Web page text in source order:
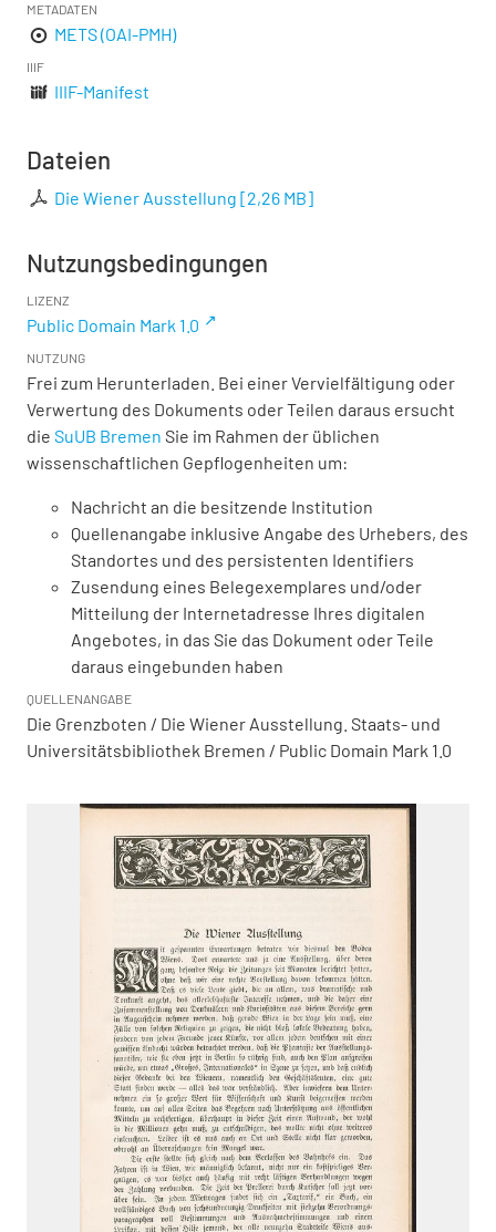
METADATEN
METS (OAI-PMH)
IIIF
IIIF-Manifest
Dateien
Die Wiener Ausstellung [2,26 MB]
Nutzungsbedingungen
LIZENZ
Public Domain Mark 1.0
NUTZUNG
Frei zum Herunterladen. Bei einer Vervielfältigung oder
Verwertung des Dokuments oder Teilen daraus ersucht
die SuUB Bremen Sie im Rahmen der üblichen
wissenschaftlichen Gepflogenheiten um:
Nachricht an die besitzende Institution
Quellenangabe inklusive Angabe des Urhebers, des
Standortes und des persistenten Identifiers
Zusendung eines Belegexemplares und/oder
Mitteilung der Internetadresse Ihres digitalen
Angebotes, in das Sie das Dokument oder Teile
daraus eingebunden haben
QUELLENANGABE
Die Grenzboten / Die Wiener Ausstellung. Staats- und
Universitätsbibliothek Bremen / Public Domain Mark 1.0